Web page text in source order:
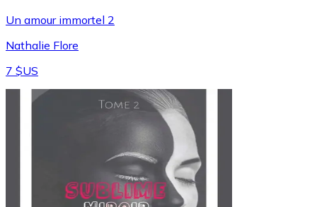
Un amour immortel 2
Nathalie Flore
7 $US